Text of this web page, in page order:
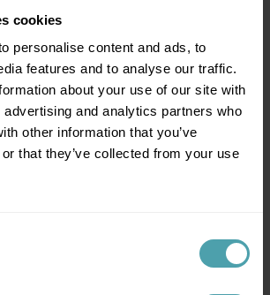
cookies
personalise content and ads, to
features and to analyse our traffic.
about your use of our site with
and analytics partners who
other information that you’ve
that they’ve collected from your use
choisissent quelque chose de
les flexi-jobs sont comme une
le secteur, ils sont une bénédiction.
la résolution du puzzle. » Simon :
importante. Prenons la récente
par exemple. Les rayons
travailleurs temporaires et
peut aider les commerçants à cet